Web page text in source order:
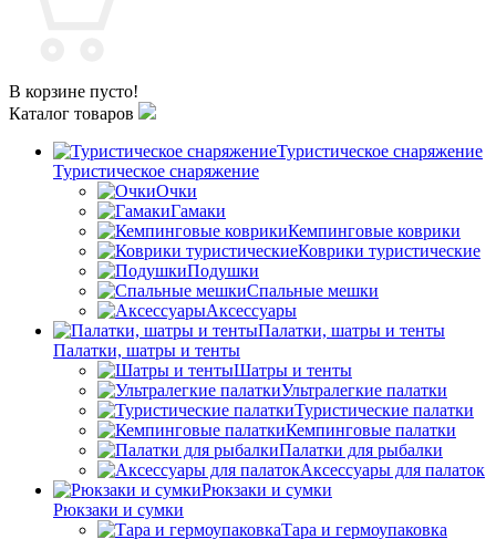
В корзине пусто!
Каталог товаров
Туристическое снаряжение
Туристическое снаряжение
Очки
Гамаки
Кемпинговые коврики
Коврики туристические
Подушки
Спальные мешки
Аксессуары
Палатки, шатры и тенты
Палатки, шатры и тенты
Шатры и тенты
Ультралегкие палатки
Туристические палатки
Кемпинговые палатки
Палатки для рыбалки
Аксессуары для палаток
Рюкзаки и сумки
Рюкзаки и сумки
Тара и гермоупаковка